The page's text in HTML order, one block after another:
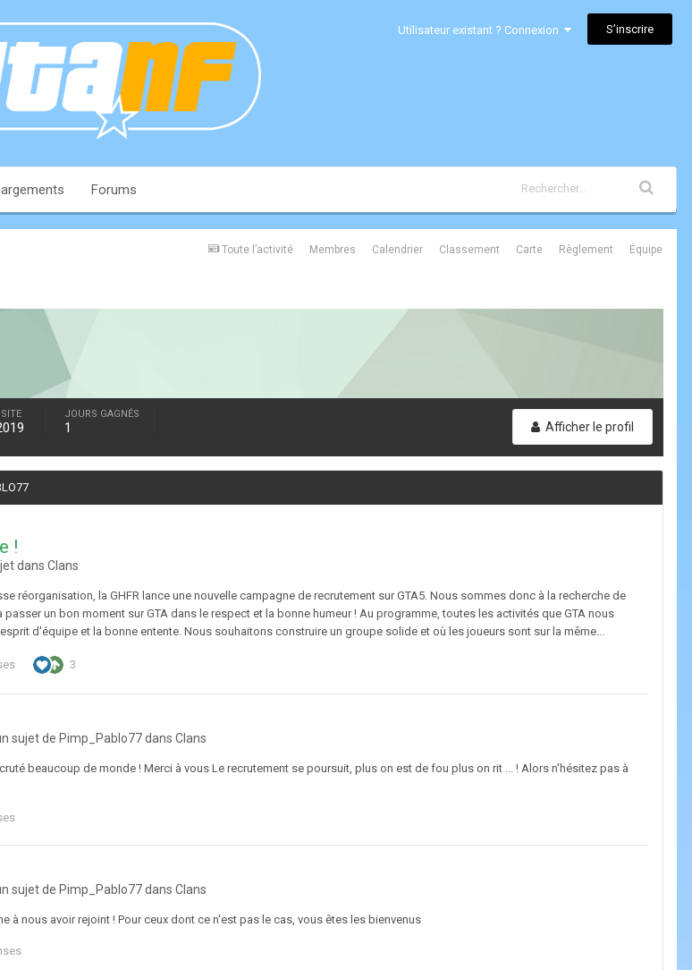
Utilisateur existant ? Connexion S’inscrire
Forums
Toute l’activité Membres Calendrier Classement Carte Règlement Équipe
Afficher le profil
JOURS GAGNÉS
1
!
dans Clans
réorganisation, la GHFR lance une nouvelle campagne de recrutement sur GTA5. Nous sommes donc à la recherche de
un bon moment sur GTA dans le respect et la bonne humeur ! Au programme, toutes les activités que GTA nous
d'équipe et la bonne entente. Nous souhaitons construire un groupe solide et où les joueurs sont sur la même...
3
sujet de Pimp_Pablo77 dans Clans
beaucoup de monde ! Merci à vous Le recrutement se poursuit, plus on est de fou plus on rit ... ! Alors n'hésitez pas à
sujet de Pimp_Pablo77 dans Clans
à nous avoir rejoint ! Pour ceux dont ce n'est pas le cas, vous êtes les bienvenus